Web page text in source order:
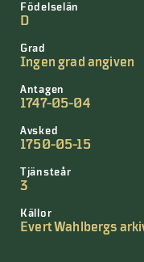
Födelselän
D
Grad
Ingen grad angiven
Antagen
1747-05-04
Avsked
1750-05-15
Tjänsteår
3
Källor
Evert Wahlbergs